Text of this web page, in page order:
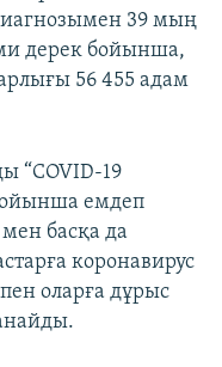
39 мың
дерек бойынша,
56 455 адам
“COVID-19
емдеп
басқа да
коронавирус
оларға дұрыс